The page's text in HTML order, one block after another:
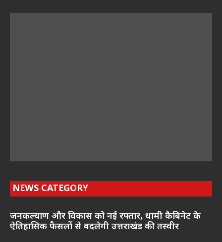
NEWS CATEGORY
जनकल्याण और विकास को नई रफ्तार, धामी कैबिनेट के
ऐतिहासिक फैसलों से बदलेगी उत्तराखंड की तस्वीर